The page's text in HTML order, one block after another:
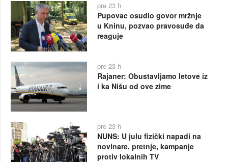
pre 23 h
Pupovac osudio govor mržnje
u Kninu, pozvao pravosuđe da
reaguje
pre 23 h
Rajaner: Obustavljamo letove iz
i ka Nišu od ove zime
pre 23 h
NUNS: U julu fizički napadi na
novinare, pretnje, kampanje
protiv lokalnih TV